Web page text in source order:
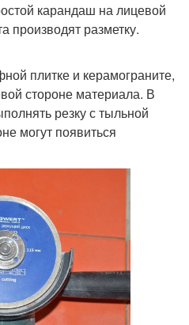
карандаш на лицевой
производят разметку.
плитке и керамограните,
стороне материала. В
резку с тыльной
могут появиться